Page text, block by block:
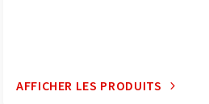
AFFICHER LES PRODUITS